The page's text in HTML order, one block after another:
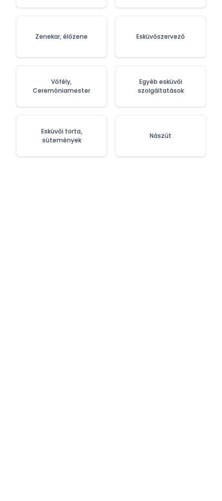
Zenekar, élőzene
Vőfély,
Ceremóniamester
Esküvői torta,
sütemények
Esküvőszervező
Egyéb esküvői
szolgáltatások
Nászút